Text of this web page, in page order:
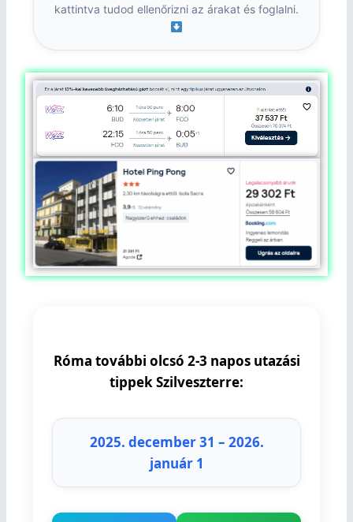
kattintva tudod ellenőrizni az árakat és foglalni.
Róma további olcsó 2-3 napos utazási
tippek Szilveszterre:
2025. december 31 – 2026.
január 1